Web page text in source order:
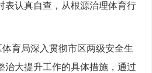
表认真自查，从根源治理体育行
育局深入贯彻市区两级安全生
治大提升工作的具体措施，通过